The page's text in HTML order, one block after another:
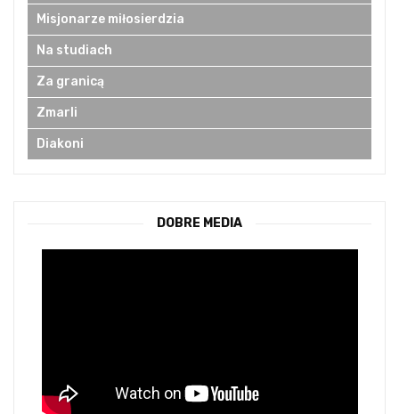
Misjonarze miłosierdzia
Na studiach
Za granicą
Zmarli
Diakoni
DOBRE MEDIA